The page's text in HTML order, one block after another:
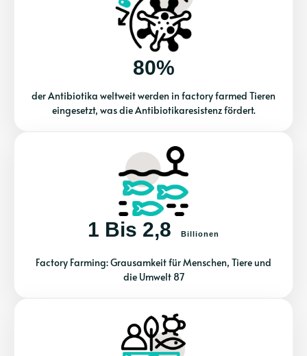
80%
der Antibiotika weltweit werden in factory farmed Tieren
eingesetzt, was die Antibiotikaresistenz fördert.
1 Bis 2,8 Billionen
Factory Farming: Grausamkeit für Menschen, Tiere und
die Umwelt 87